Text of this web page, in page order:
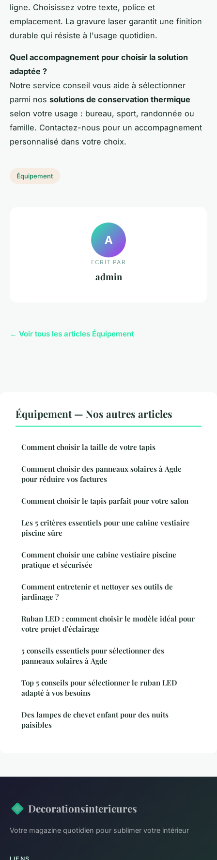
ligne. Choisissez votre texte, police et
emplacement. La gravure laser garantit une finition
durable qui résiste à l'usage quotidien.
Quel accompagnement pour choisir la solution
adaptée ?
Notre service conseil vous aide à sélectionner
parmi nos solutions de conservation thermique
selon votre usage : bureau, sport, randonnée ou
famille. Contactez-nous pour un accompagnement
personnalisé dans votre choix.
Équipement
A
ECRIT PAR
admin
← Voir tous les articles Équipement
Équipement — Nos autres articles
Comment choisir la taille de votre tapis
Comment choisir des panneaux solaires à Agde
pour réduire vos factures
Comment choisir le tapis parfait pour votre salon
Les 5 critères essentiels pour une cabine vestiaire
piscine sûre
Comment choisir une cabine vestiaire piscine
pratique et sécurisée
Comment entretenir et nettoyer ses outils de
jardinage ?
Ruban LED : comment choisir le modèle idéal pour
votre projet d'éclairage
5 conseils essentiels pour sélectionner des
panneaux solaires à Agde
Top 5 conseils pour sélectionner le ruban LED
adapté à vos besoins
Des lampes de chevet enfant pour des nuits
paisibles
Decorationsinterieures
Votre magazine quotidien pour sublimer votre intérieur